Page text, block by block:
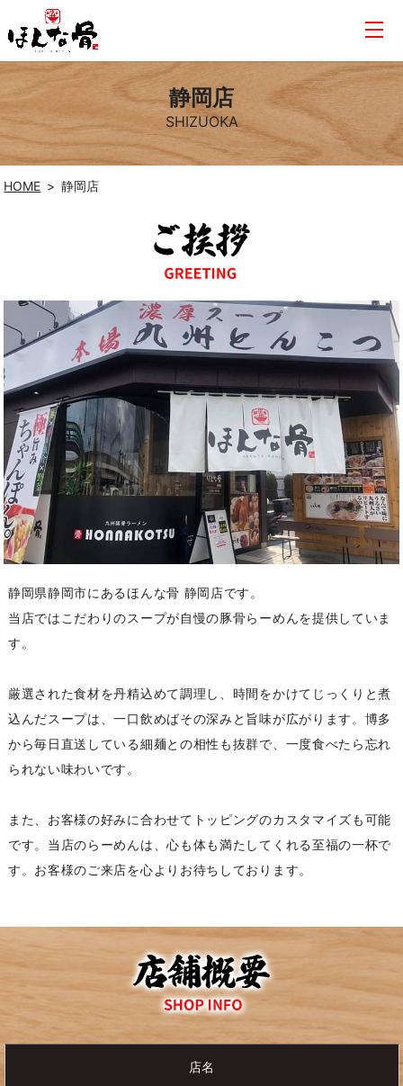
静岡店
SHIZUOKA
HOME 静岡店
静岡県静岡市にあるほんな骨 静岡店です。
当店ではこだわりのスープが自慢の豚骨らーめんを提供していま
す。
厳選された食材を丹精込めて調理し、時間をかけてじっくりと煮
込んだスープは、一口飲めばその深みと旨味が広がります。博多
から毎日直送している細麺との相性も抜群で、一度食べたら忘れ
られない味わいです。
また、お客様の好みに合わせてトッピングのカスタマイズも可能
です。当店のらーめんは、心も体も満たしてくれる至福の一杯で
す。お客様のご来店を心よりお待ちしております。
店名